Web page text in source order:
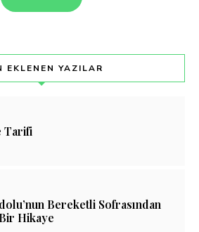
EKLENEN YAZILAR
Tarifi
Bereketli Sofrasından
Hikaye